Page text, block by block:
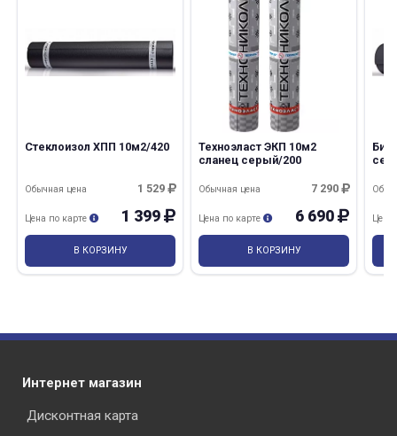
Стеклоизол ХПП 10м2/420
1 529
Обычная цена
1 399
Цена по карте
В КОРЗИНУ
Техноэласт ЭКП 10м2
сланец серый/200
7 290
Обычная цена
6 690
Цена по карте
В КОРЗИНУ
Цена
Интернет магазин
Дисконтная карта